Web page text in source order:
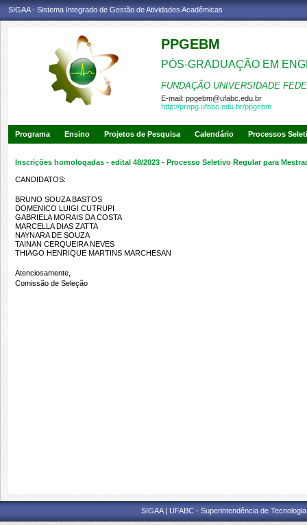
SIGAA - Sistema Integrado de Gestão de Atividades Acadêmicas
PPGEBM
PÓS-GRADUAÇÃO EM
FUNDAÇÃO UNIVERSIDADE
E-mail: ppgebm@ufabc.edu.br
http://propg.ufabc.edu.br/ppgebm
Programa Ensino Projetos de Pesquisa Calendário Processos
Inscrições homologadas - edital 48/2023 - Processo Seletivo Regular para
CANDIDATOS:
BRUNO SOUZA BASTOS
DOMENICO LUIGI CUTRUPI
GABRIELA MORAIS DA COSTA
MARCELLA DIAS ZATTA
NAYNARA DE SOUZA
TAINAN CERQUEIRA NEVES
THIAGO HENRIQUE MARTINS MARCHESAN
Atenciosamente,
Comissão de Seleção
SIGAA | UFABC - Superintendência de